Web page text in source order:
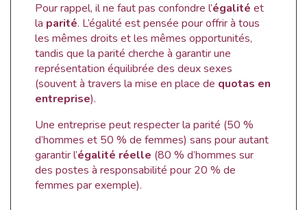
Pour rappel, il ne faut pas confondre l’égalité et
la parité. L’égalité est pensée pour offrir à tous
les mêmes droits et les mêmes opportunités,
tandis que la parité cherche à garantir une
représentation équilibrée des deux sexes
(souvent à travers la mise en place de quotas en
entreprise).
Une entreprise peut respecter la parité (50 %
d’hommes et 50 % de femmes) sans pour autant
garantir l’égalité réelle (80 % d’hommes sur
des postes à responsabilité pour 20 % de
femmes par exemple).